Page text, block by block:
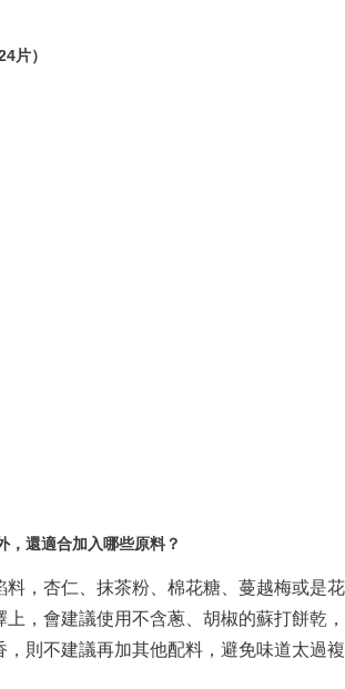
片）
，還適合加入哪些原料？
，杏仁、抹茶粉、棉花糖、蔓越梅或是
上，會建議使用不含蔥、胡椒的蘇打餅乾
則不建議再加其他配料，避免味道太過複